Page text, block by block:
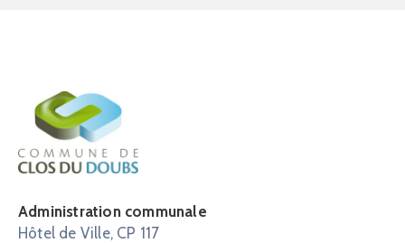
Administration communale
Hôtel de Ville, CP 117